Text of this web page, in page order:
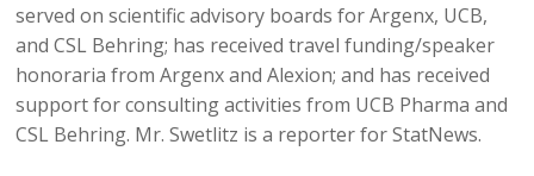
served on scientific advisory boards for Argenx, UCB,
and CSL Behring; has received travel funding/speaker
honoraria from Argenx and Alexion; and has received
support for consulting activities from UCB Pharma and
CSL Behring. Mr. Swetlitz is a reporter for StatNews.